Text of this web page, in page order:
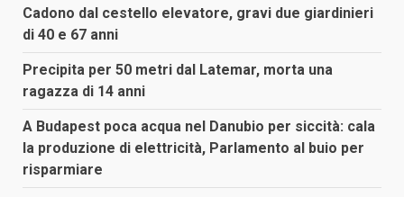
Cadono dal cestello elevatore, gravi due giardinieri
di 40 e 67 anni
Precipita per 50 metri dal Latemar, morta una
ragazza di 14 anni
A Budapest poca acqua nel Danubio per siccità: cala
la produzione di elettricità, Parlamento al buio per
risparmiare